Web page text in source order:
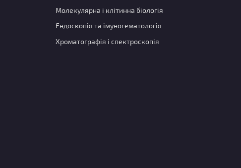
Молекулярна і клітинна біологія
Ендоскопія та імуногематологія
Хроматографія і спектроскопія